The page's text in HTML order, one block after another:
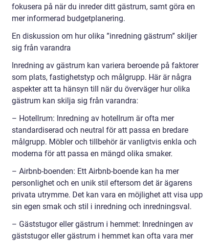
fokusera på när du inreder ditt gästrum, samt göra en
mer informerad budgetplanering.
En diskussion om hur olika ”inredning gästrum” skiljer
sig från varandra
Inredning av gästrum kan variera beroende på faktorer
som plats, fastighetstyp och målgrupp. Här är några
aspekter att ta hänsyn till när du överväger hur olika
gästrum kan skilja sig från varandra:
– Hotellrum: Inredning av hotellrum är ofta mer
standardiserad och neutral för att passa en bredare
målgrupp. Möbler och tillbehör är vanligtvis enkla och
moderna för att passa en mängd olika smaker.
– Airbnb-boenden: Ett Airbnb-boende kan ha mer
personlighet och en unik stil eftersom det är ägarens
privata utrymme. Det kan vara en möjlighet att visa upp
sin egen smak och stil i inredning och inredningsval.
– Gäststugor eller gästrum i hemmet: Inredningen av
gäststugor eller gästrum i hemmet kan ofta vara mer